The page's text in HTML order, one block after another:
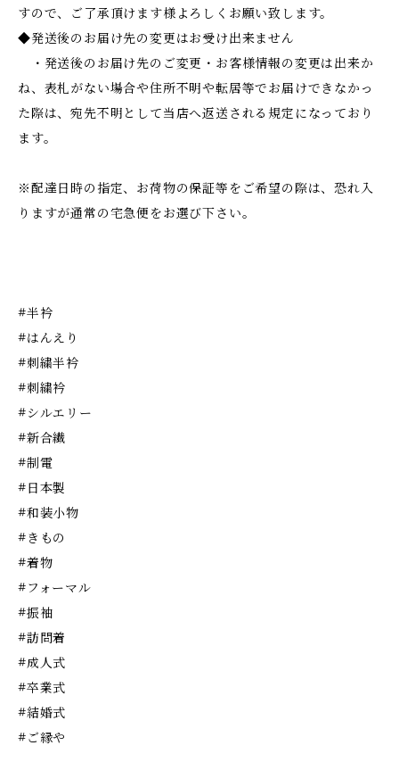
すので、ご了承頂けます様よろしくお願い致します。
◆発送後のお届け先の変更はお受け出来ません
・発送後のお届け先のご変更・お客様情報の変更は出来か
ね、表札がない場合や住所不明や転居等でお届けできなかっ
た際は、宛先不明として当店へ返送される規定になっており
ます。
※配達日時の指定、お荷物の保証等をご希望の際は、恐れ入
りますが通常の宅急便をお選び下さい。
#半衿
#はんえり
#刺繍半衿
#刺繍衿
#シルエリー
#新合繊
#制電
#日本製
#和装小物
#きもの
#着物
#フォーマル
#振袖
#訪問着
#成人式
#卒業式
#結婚式
#ご縁や